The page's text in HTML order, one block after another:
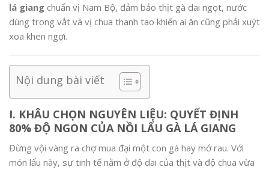
lá giang chuẩn vị Nam Bộ, đảm bảo thịt gà dai ngọt, nước
dùng trong vắt và vị chua thanh tao khiến ai ăn cũng phải xuýt
xoa khen ngợi.
Nội dung bài viết
I. KHÂU CHỌN NGUYÊN LIỆU: QUYẾT ĐỊNH
80% ĐỘ NGON CỦA NỒI LẨU GÀ LÁ GIANG
Đừng vội vàng ra chợ mua đại một con gà hay mớ rau. Với
món lẩu này, sự tinh tế nằm ở độ dai của thịt và độ chua vừa